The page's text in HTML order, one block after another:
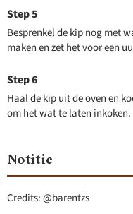
Besprenkel de kip nog met
maken en zet het voor een
Haal de kip uit de oven en
om het wat te laten
Notitie
Credits: @barentzs